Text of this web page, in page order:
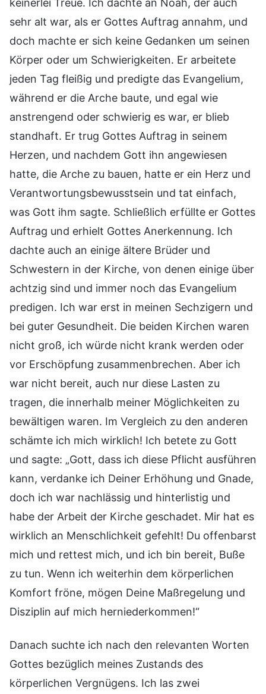
sehr alt war, als er Gottes Auftrag annahm, und
doch machte er sich keine Gedanken um seinen
Körper oder um Schwierigkeiten. Er arbeitete
jeden Tag fleißig und predigte das Evangelium,
während er die Arche baute, und egal wie
anstrengend oder schwierig es war, er blieb
standhaft. Er trug Gottes Auftrag in seinem
Herzen, und nachdem Gott ihn angewiesen
hatte, die Arche zu bauen, hatte er ein Herz und
Verantwortungsbewusstsein und tat einfach,
was Gott ihm sagte. Schließlich erfüllte er Gottes
Auftrag und erhielt Gottes Anerkennung. Ich
dachte auch an einige ältere Brüder und
Schwestern in der Kirche, von denen einige über
achtzig sind und immer noch das Evangelium
predigen. Ich war erst in meinen Sechzigern und
bei guter Gesundheit. Die beiden Kirchen waren
nicht groß, ich würde nicht krank werden oder
vor Erschöpfung zusammenbrechen. Aber ich
war nicht bereit, auch nur diese Lasten zu
tragen, die innerhalb meiner Möglichkeiten zu
bewältigen waren. Im Vergleich zu den anderen
schämte ich mich wirklich! Ich betete zu Gott
und sagte: „Gott, dass ich diese Pflicht ausführen
kann, verdanke ich Deiner Erhöhung und Gnade,
doch ich war nachlässig und hinterlistig und
habe der Arbeit der Kirche geschadet. Mir hat es
wirklich an Menschlichkeit gefehlt! Du offenbarst
mich und rettest mich, und ich bin bereit, Buße
zu tun. Wenn ich weiterhin dem körperlichen
Komfort fröne, mögen Deine Maßregelung und
Disziplin auf mich herniederkommen!“
Danach suchte ich nach den relevanten Worten
Gottes bezüglich meines Zustands des
körperlichen Vergnügens. Ich las zwei